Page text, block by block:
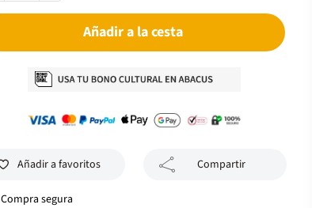
Añadir a la cesta
Añadir a favoritos Compartir
Compra segura